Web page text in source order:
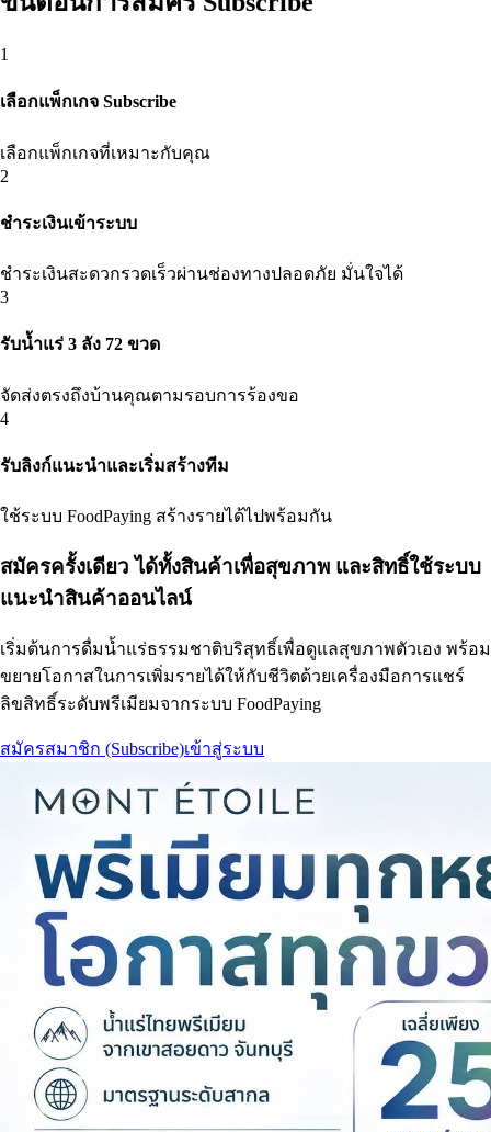
1
เลือกแพ็กเกจ Subscribe
เลือกแพ็กเกจที่เหมาะกับคุณ
2
ชำระเงินเข้าระบบ
ชำระเงินสะดวกรวดเร็วผ่านช่องทางปลอดภัย มั่นใจได้
3
รับน้ำแร่ 3 ลัง 72 ขวด
จัดส่งตรงถึงบ้านคุณตามรอบการร้องขอ
4
รับลิงก์แนะนำและเริ่มสร้างทีม
ใช้ระบบ FoodPaying สร้างรายได้ไปพร้อมกัน
สมัครครั้งเดียว ได้ทั้งสินค้าเพื่อสุขภาพ และสิทธิ์ใช้ระบบ
แนะนำสินค้าออนไลน์
เริ่มต้นการดื่มน้ำแร่ธรรมชาติบริสุทธิ์เพื่อดูแลสุขภาพตัวเอง พร้อม
ขยายโอกาสในการเพิ่มรายได้ให้กับชีวิตด้วยเครื่องมือการแชร์
ลิขสิทธิ์ระดับพรีเมียมจากระบบ FoodPaying
สมัครสมาชิก (Subscribe)เข้าสู่ระบบ